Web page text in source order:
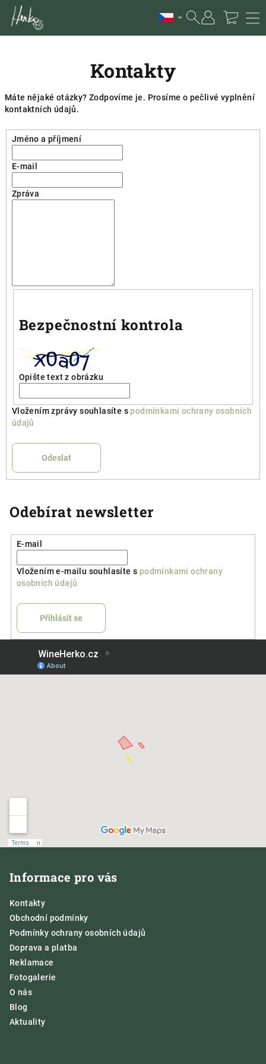
Přejít
obsah
HledatPřihlášení
Kontakty
Máte nějaké otázky? Zodpovíme je. Prosíme o pečlivé vyplnění
kontaktních údajů.
Jméno a příjmení
E-mail
Zpráva
Bezpečnostní kontrola
Opište text z obrázku
Vložením zprávy souhlasíte s podmínkami ochrany osobních
údajů
Odeslat
Odebírat newsletter
E-mail
Vložením e-mailu souhlasíte s podmínkami ochrany
osobních údajů
Přihlásit se
Z
Informace pro vás
Kontakty
Obchodní podmínky
Podmínky ochrany osobních údajů
Doprava a platba
Reklamace
Fotogalerie
O nás
Blog
Aktuality